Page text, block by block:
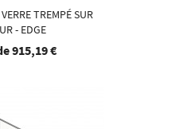
TREMPÉ SUR
- EDGE
915,19 €